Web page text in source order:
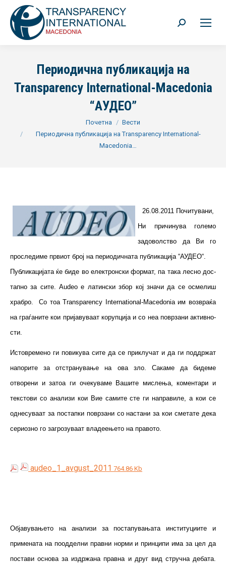
Search:
Периодична публикација на
Transparency International-Macedonia
“АУДЕО”
Почетна
Вести
Периодична публикација на Transparency International-
Macedonia…
26.08.2011 Почитувани,
Ни причинува големо
задоволство да Ви го
проследиме првиот број на периодичната публикација “АУДЕО“.
Публикацијата ќе би­де во електронски формат, па така лесно дос­
тап­­но за сите. Audeo е латински збор кој значи да се осмелиш
храб­­ро. Со тоа Transparency International-Macedonia им возвраќа
на граѓаните кои при­­ја­ву­ва­ат корупција и со неа по­вр­за­ни ак­тив­но­
сти.
Ис­то­вре­мено ги повикува сите да се приклучат и да ги под­држат
напорите за от­стра­ну­вање на ова зло. Сакаме да бидеме
отворени и затоа ги оче­ку­ва­ме Вашите мислења, коментари и
текст­ови со ана­ли­зи кои Вие самите сте ги на­пра­ви­ле, а кои се
однесуваат за пос­тап­ки поврзани со настани за кои сме­тате дека
сериозно го загрозуваат вла­­деењето на правото.
audeo_1_avgust_2011 764.86 Kb
Об­ја­ву­вањето на анализи за пос­та­пу­ва­њата институциите и
примената на по­од­­дел­ни прав­ни норми и принципи има за цел да
пос­тави основа за из­др­жа­на правна и друг вид струч­на дебата.